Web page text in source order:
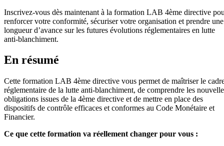
Inscrivez-vous dès maintenant à la formation LAB 4ème directive
renforcer votre conformité, sécuriser votre organisation et prendre une
longueur d’avance sur les futures évolutions réglementaires en lutte
anti-blanchiment.
En résumé
Cette formation LAB 4ème directive vous permet de maîtriser le
réglementaire de la lutte anti-blanchiment, de comprendre les
obligations issues de la 4ème directive et de mettre en place des
dispositifs de contrôle efficaces et conformes au Code Monétaire et
Financier.
Ce que cette formation va réellement changer pour vous :